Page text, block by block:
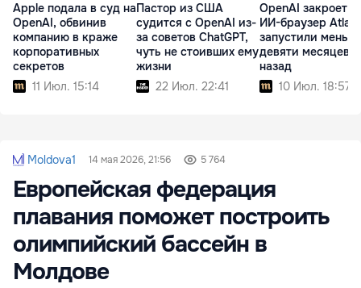
Apple подала в суд на
OpenAI, обвинив
компанию в краже
корпоративных
секретов
11 Июл. 15:14
Пастор из США
судится с OpenAI из-
за советов ChatGPT,
чуть не стоивших ему
жизни
22 Июл. 22:41
OpenAI закроет
ИИ-браузер Atlas:
запустили
девяти месяцев
назад
10 Июл. 18:57
Moldova1 14 мая 2026, 21:56 5 764
Европейская федерация
плавания поможет построить
олимпийский бассейн в
Молдове